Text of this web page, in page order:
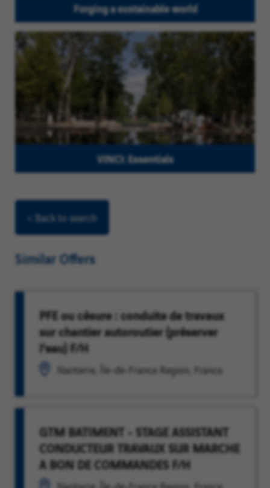
Forging a sustainable world
VINCI: Essentials
< Back to search
Similar Offers
PFE ou césure : conduite de travaux
sur chantier autoroutier (préserver
l'eau) F/H
Nanterre, Île-de-France Region, France
GTM BATIMENT - STAGE ASSISTANT
CONDUCTEUR TRAVAUX SUR MARCHE
A BON DE COMMANDES F/H